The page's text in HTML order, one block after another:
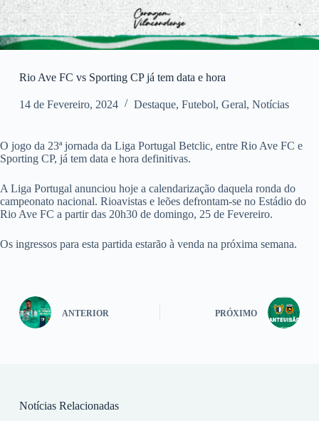
Rio Ave FC vs Sporting CP já tem data e hora
14 de Fevereiro, 2024 Destaque, Futebol, Geral, Notícias
O jogo da 23ª jornada da Liga Portugal Betclic, entre Rio Ave FC e
Sporting CP, já tem data e hora definitivas.
A Liga Portugal anunciou hoje a calendarização daquela ronda do
campeonato nacional. Rioavistas e leões defrontam-se no Estádio do
Rio Ave FC a partir das 20h30 de domingo, 25 de Fevereiro.
Os ingressos para esta partida estarão à venda na próxima semana.
ANTERIOR PRÓXIMO
Notícias Relacionadas